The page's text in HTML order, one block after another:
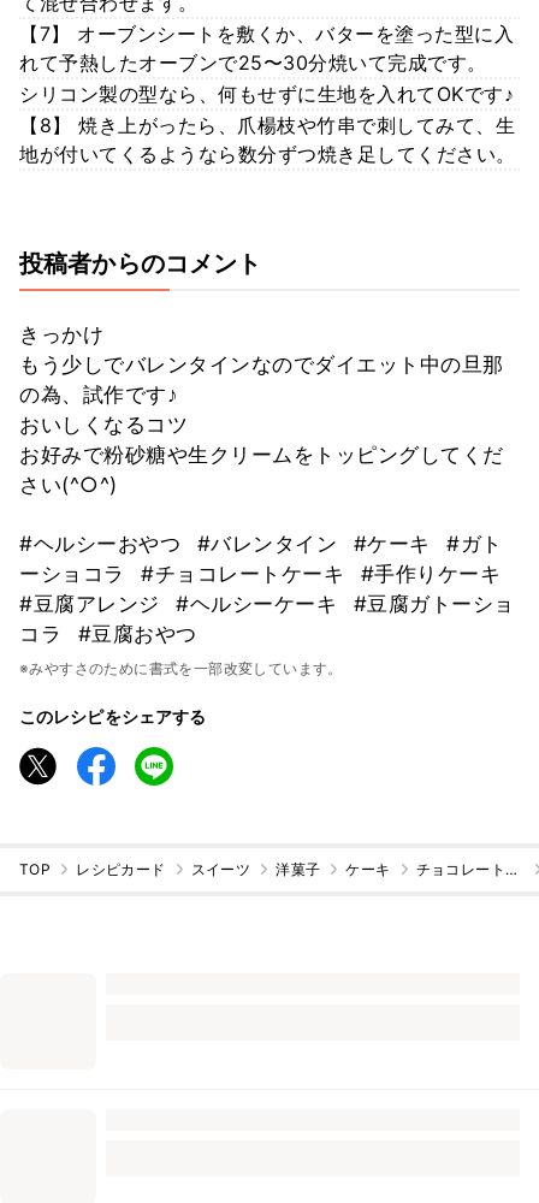
【7】 オーブンシートを敷くか、バターを塗った型に入
れて予熱したオーブンで25〜30分焼いて完成です。
シリコン製の型なら、何もせずに生地を入れてOKです♪
【8】 焼き上がったら、爪楊枝や竹串で刺してみて、生
地が付いてくるようなら数分ずつ焼き足してください。
投稿者からのコメント
きっかけ
もう少しでバレンタインなのでダイエット中の旦那
の為、試作です♪
おいしくなるコツ
お好みで粉砂糖や生クリームをトッピングしてくだ
さい(^○^)
#ヘルシーおやつ #バレンタイン #ケーキ
#ガト
ーショコラ
#チョコレートケーキ
#手作りケーキ
#豆腐アレンジ
#ヘルシーケーキ
#豆腐ガトーショ
コラ
#豆腐おやつ
※みやすさのために書式を一部改変しています。
このレシピをシェアする
TOP レシピカード スイーツ 洋菓子 ケーキ チョコレートケーキ